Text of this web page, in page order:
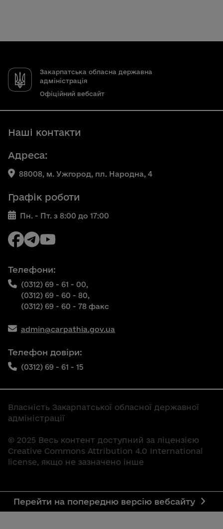
Закарпатська обласна державна
адміністрація
Офіційний вебсайт
Наші контакти
Адреса:
88008, м. Ужгород, пл. Народна, 4
Графік роботи
Пн. - Пт. з 8:00 до 17:00
Телефони:
(0312) 69 - 61 - 00,
(0312) 69 - 60 - 80,
(0312) 69 - 60 - 78 факс
admin@carpathia.gov.ua
Телефон довіри:
(0312) 69 - 61 - 15
Власність Закарпатської обласної державної
адміністрації
© 2025 Весь контент доступний за ліцензією
Creative Commons Attribution 4.0 International
license, якщо не зазначено інше
Перейти на попередню версію вебсайту